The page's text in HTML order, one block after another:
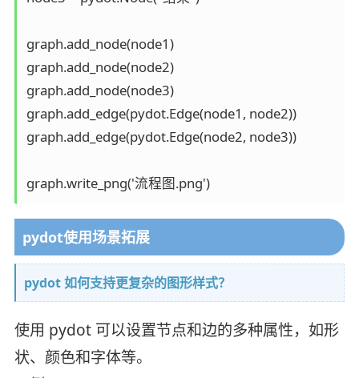
graph.add_node(node1)
graph.add_node(node2)
graph.add_node(node3)
graph.add_edge(pydot.Edge(node1, node2))
graph.add_edge(pydot.Edge(node2, node3))
graph.write_png('流程图.png')
pydot使用场景拓展
pydot 如何支持更复杂的图形样式？
使用 pydot 可以设置节点和边的多种属性，如形
状、颜色和字体等。